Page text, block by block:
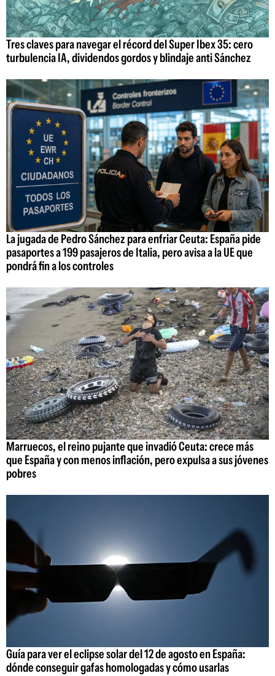
Tres claves para navegar el récord del Super Ibex 35: cero
turbulencia IA, dividendos gordos y blindaje anti Sánchez
La jugada de Pedro Sánchez para enfriar Ceuta: España pide
pasaportes a 199 pasajeros de Italia, pero avisa a la UE que
pondrá fin a los controles
Marruecos, el reino pujante que invadió Ceuta: crece más
que España y con menos inflación, pero expulsa a sus jóvenes
pobres
Guía para ver el eclipse solar del 12 de agosto en España:
dónde conseguir gafas homologadas y cómo usarlas